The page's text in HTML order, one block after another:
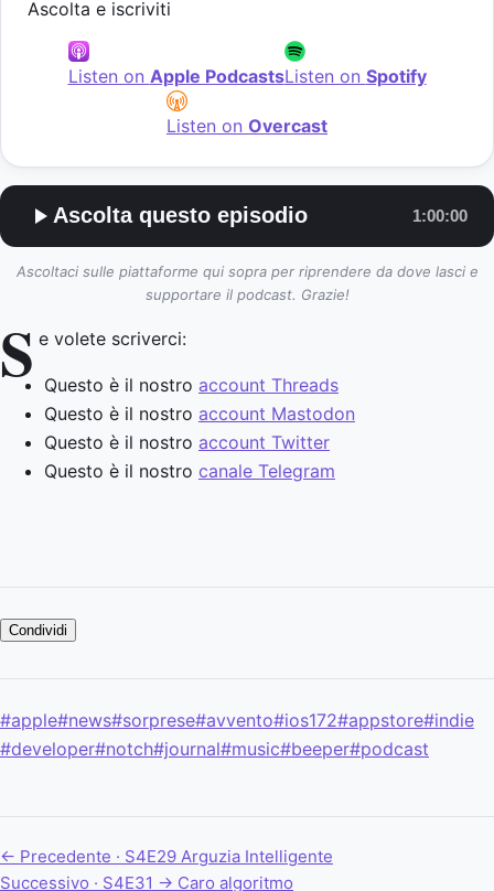
Ascolta e iscriviti
Listen on Apple PodcastsListen on Spotify
Listen on Overcast
Ascolta questo episodio 1:00:00
Ascoltaci sulle piattaforme qui sopra per riprendere da dove lasci e
supportare il podcast. Grazie!
S e volete scriverci:
Questo è il nostro account Threads
Questo è il nostro account Mastodon
Questo è il nostro account Twitter
Questo è il nostro canale Telegram
Condividi
#apple#news#sorprese#avvento#ios172#appstore#indie
#developer#notch#journal#music#beeper#podcast
← Precedente · S4E29 Arguzia Intelligente
Successivo · S4E31 → Caro algoritmo